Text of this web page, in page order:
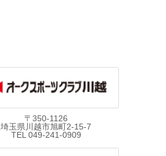
〒350-1126
埼玉県川越市旭町2-15-7
TEL 049-241-0909